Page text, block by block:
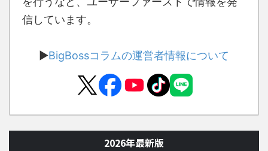
信しています。
▶BigBossコラムの運営者情報について
2026年最新版